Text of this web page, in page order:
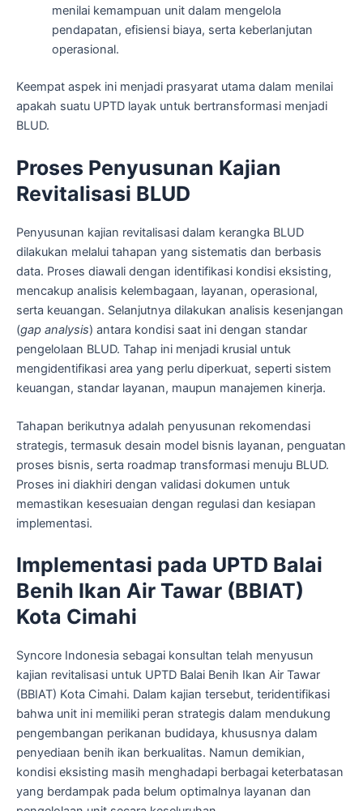
menilai kemampuan unit dalam mengelola
pendapatan, efisiensi biaya, serta keberlanjutan
operasional.
Keempat aspek ini menjadi prasyarat utama dalam menilai
apakah suatu UPTD layak untuk bertransformasi menjadi
BLUD.
Proses Penyusunan Kajian
Revitalisasi BLUD
Penyusunan kajian revitalisasi dalam kerangka BLUD
dilakukan melalui tahapan yang sistematis dan berbasis
data. Proses diawali dengan identifikasi kondisi eksisting,
mencakup analisis kelembagaan, layanan, operasional,
serta keuangan. Selanjutnya dilakukan analisis kesenjangan
(gap analysis) antara kondisi saat ini dengan standar
pengelolaan BLUD. Tahap ini menjadi krusial untuk
mengidentifikasi area yang perlu diperkuat, seperti sistem
keuangan, standar layanan, maupun manajemen kinerja.
Tahapan berikutnya adalah penyusunan rekomendasi
strategis, termasuk desain model bisnis layanan, penguatan
proses bisnis, serta roadmap transformasi menuju BLUD.
Proses ini diakhiri dengan validasi dokumen untuk
memastikan kesesuaian dengan regulasi dan kesiapan
implementasi.
Implementasi pada UPTD Balai
Benih Ikan Air Tawar (BBIAT)
Kota Cimahi
Syncore Indonesia sebagai konsultan telah menyusun
kajian revitalisasi untuk UPTD Balai Benih Ikan Air Tawar
(BBIAT) Kota Cimahi. Dalam kajian tersebut, teridentifikasi
bahwa unit ini memiliki peran strategis dalam mendukung
pengembangan perikanan budidaya, khususnya dalam
penyediaan benih ikan berkualitas. Namun demikian,
kondisi eksisting masih menghadapi berbagai keterbatasan
yang berdampak pada belum optimalnya layanan dan